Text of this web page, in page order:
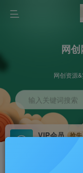
网
网创资源
输入关键词搜索
VIP会员
抢先